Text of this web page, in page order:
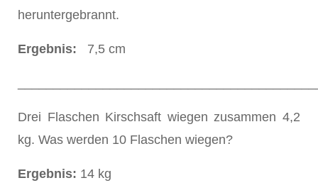
heruntergebrannt.
Ergebnis: 7,5 cm
Drei Flaschen Kirschsaft wiegen zusammen 4,2
kg. Was werden 10 Flaschen wiegen?
Ergebnis: 14 kg